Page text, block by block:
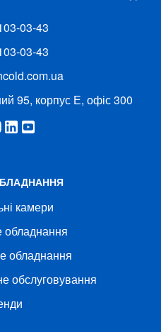
03-43
03-43
95, корпус Е, офіс 300
камери
обладнання
обслуговування